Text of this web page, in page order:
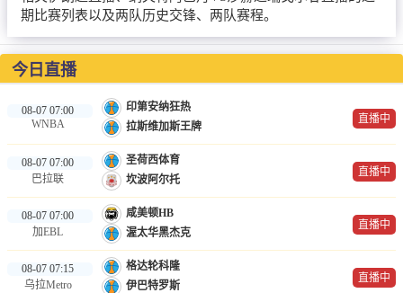
篮球新闻
期比赛列表以及两队历史交锋、两队赛程。
今日直播
08-07 07:00
WNBA
印第安纳狂热
拉斯维加斯王牌
直播中
08-07 07:00
巴拉联
圣荷西体育
坎波阿尔托
直播中
08-07 07:00
加EBL
咸美顿HB
渥太华黑杰克
直播中
08-07 07:15
乌拉Metro
格达轮科隆
伊巴特罗斯
直播中